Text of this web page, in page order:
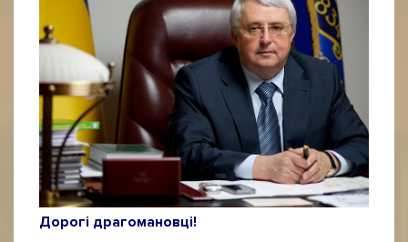
Дорогі драгомановці!